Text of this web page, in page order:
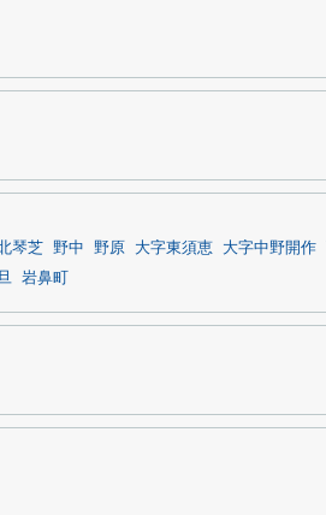
琴芝 野中 野原 大字東須恵 大字中野開作
岩鼻町